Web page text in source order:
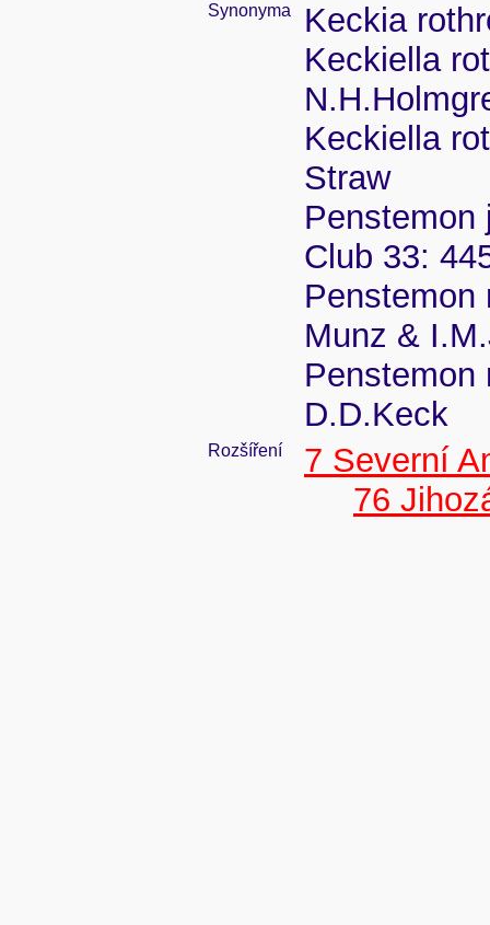
Synonyma
Keckia
Keckiella
Keckiella
Straw
Penstemon
Club 33:
Penstemon
Munz &
Penstemon
D.D.Keck
Rozšíření
7 Severní
76